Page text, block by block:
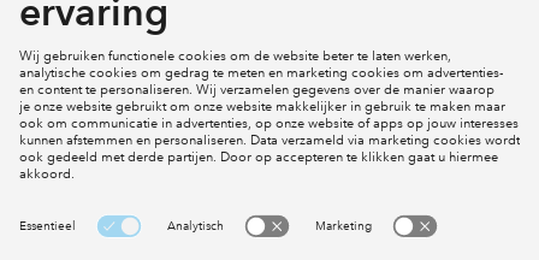
Social Media